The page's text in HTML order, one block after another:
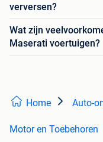
verversen?
Wat zijn
Maserati voertuigen?
Home Auto-
Motor en Toebehoren